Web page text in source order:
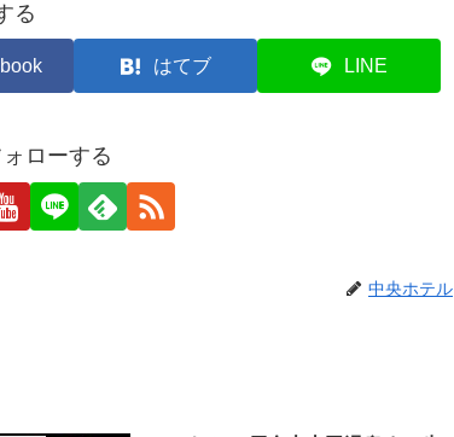
る
はてブ LINE
ローする
中央ホテル